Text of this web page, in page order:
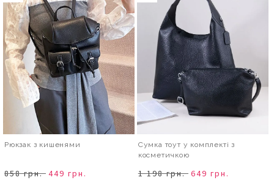
Рюкзак з кишенями
858 грн. 449 грн.
Сумка тоут у комплекті з
косметичкою
1 198 грн. 649 грн.